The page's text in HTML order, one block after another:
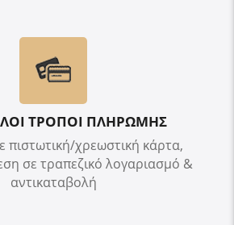
ΤΡΟΠΟΙ ΠΛΗΡΩΜΗΣ
χρεωστική κάρτα,
σε τραπεζικό λογαριασμό &
αντικαταβολή